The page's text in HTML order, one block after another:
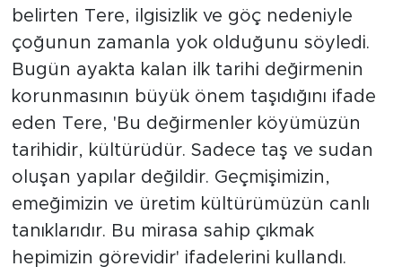
belirten Tere, ilgisizlik ve göç nedeniyle
çoğunun zamanla yok olduğunu söyledi.
Bugün ayakta kalan ilk tarihi değirmenin
korunmasının büyük önem taşıdığını ifade
eden Tere, 'Bu değirmenler köyümüzün
tarihidir, kültürüdür. Sadece taş ve sudan
oluşan yapılar değildir. Geçmişimizin,
emeğimizin ve üretim kültürümüzün canlı
tanıklarıdır. Bu mirasa sahip çıkmak
hepimizin görevidir' ifadelerini kullandı.